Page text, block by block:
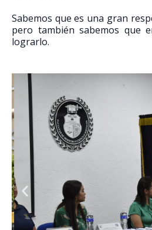
Sabemos que es una gran
pero también sabemos que
lograrlo.